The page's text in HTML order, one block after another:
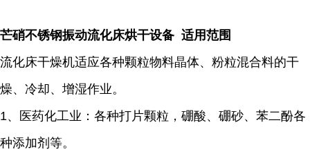
芒硝不锈钢振动流化床烘干设备 适用范围
流化床干燥机适应各种颗粒物料晶体、粉粒混合料的干
燥、冷却、增湿作业。
1、医药化工业：各种打片颗粒，硼酸、硼砂、苯二酚各
种添加剂等。